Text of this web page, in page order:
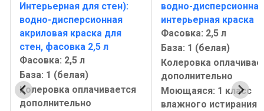
Интерьерная для стен):
водно-дисперсионная
акриловая краска для
стен, фасовка 2,5 л
Фасовка: 2,5 л
База: 1 (белая)
Колеровка оплачивается
дополнительно
водно-дисперсионная
интерьерная краска
Фасовка: 2,5 л
База: 1 (белая)
Колеровка
дополнительно
Моющаяся: 1 класс
влажного истирания